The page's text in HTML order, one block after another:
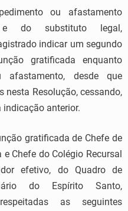
ou afastamento
do substituto legal,
indicar um segundo
gratificada enquanto
afastamento, desde que
nesta Resolução, cessando,
indicação anterior.
gratificada de Chefe de
Chefe do Colégio Recursal
efetivo, do Quadro de
do Espírito Santo,
as seguintes